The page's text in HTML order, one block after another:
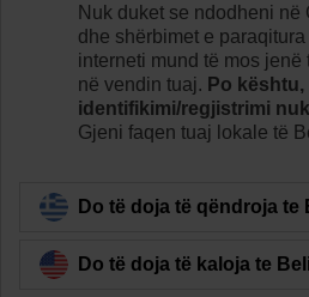
Learn more
Back to product category
Nuk duket se ndodheni në
dhe shërbimet e
interneti mund të mos jenë
në vendin tuaj. Po kështu,
identifikimi/regjistrimi
Gjeni faqen tuaj lokale të
Do të doja të qëndroja te
Do të doja të kaloja te